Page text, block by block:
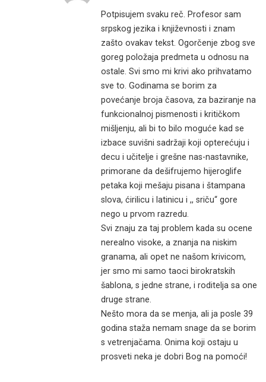
Potpisujem svaku reč. Profesor sam
srpskog jezika i književnosti i znam
zašto ovakav tekst. Ogorčenje zbog sve
goreg položaja predmeta u odnosu na
ostale. Svi smo mi krivi ako prihvatamo
sve to. Godinama se borim za
povećanje broja časova, za baziranje na
funkcionalnoj pismenosti i kritičkom
mišljenju, ali bi to bilo moguće kad se
izbace suvišni sadržaji koji opterećuju i
decu i učitelje i grešne nas-nastavnike,
primorane da dešifrujemo hijeroglife
petaka koji mešaju pisana i štampana
slova, ćirilicu i latinicu i ,, sriču“ gore
nego u prvom razredu.
Svi znaju za taj problem kada su ocene
nerealno visoke, a znanja na niskim
granama, ali opet ne našom krivicom,
jer smo mi samo taoci birokratskih
šablona, s jedne strane, i roditelja sa one
druge strane.
Nešto mora da se menja, ali ja posle 39
godina staža nemam snage da se borim
s vetrenjačama. Onima koji ostaju u
prosveti neka je dobri Bog na pomoći!